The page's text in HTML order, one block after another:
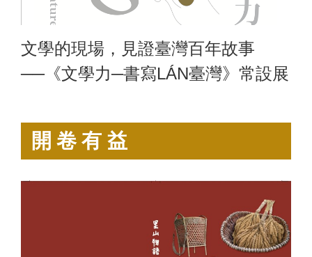
文學的現場，見證臺灣百年故事
──《文學力─書寫LÁN臺灣》常設展
開卷有益